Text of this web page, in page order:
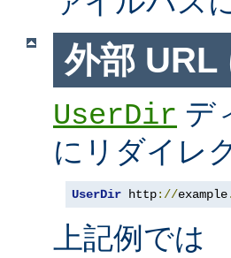
外部 URL
UserDir デ
にリダイレ
UserDir http://example.
上記例では